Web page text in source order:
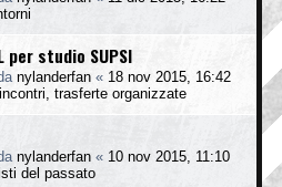
per studio SUPSI
nylanderfan « 18 nov 2015, 16:42
trasferte organizzate
nylanderfan « 10 nov 2015, 11:10
del passato